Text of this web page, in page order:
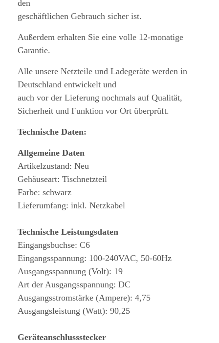
den
geschäftlichen Gebrauch sicher ist.
Außerdem erhalten Sie eine volle 12-monatige
Garantie.
Alle unsere Netzteile und Ladegeräte werden in
Deutschland entwickelt und
auch vor der Lieferung nochmals auf Qualität,
Sicherheit und Funktion vor Ort überprüft.
Technische Daten:
Allgemeine Daten
Artikelzustand: Neu
Gehäuseart: Tischnetzteil
Farbe: schwarz
Lieferumfang: inkl. Netzkabel
Technische Leistungsdaten
Eingangsbuchse: C6
Eingangsspannung: 100-240VAC, 50-60Hz
Ausgangsspannung (Volt): 19
Art der Ausgangsspannung: DC
Ausgangsstromstärke (Ampere): 4,75
Ausgangsleistung (Watt): 90,25
Geräteanschlussstecker